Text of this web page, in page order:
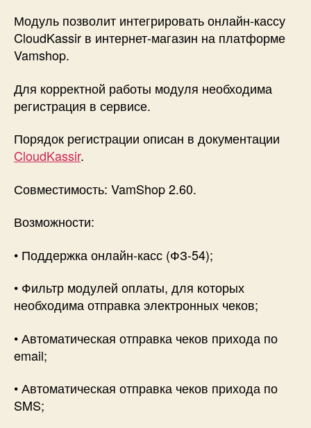
Модуль позволит интегрировать онлайн-кассу
CloudKassir в интернет-магазин на платформе
Vamshop.
Для корректной работы модуля необходима
регистрация в сервисе.
Порядок регистрации описан в документации
CloudKassir.
Совместимость: VamShop 2.60.
Возможности:
• Поддержка онлайн-касс (ФЗ-54);
• Фильтр модулей оплаты, для которых
необходима отправка электронных чеков;
• Автоматическая отправка чеков прихода по
email;
• Автоматическая отправка чеков прихода по
SMS;